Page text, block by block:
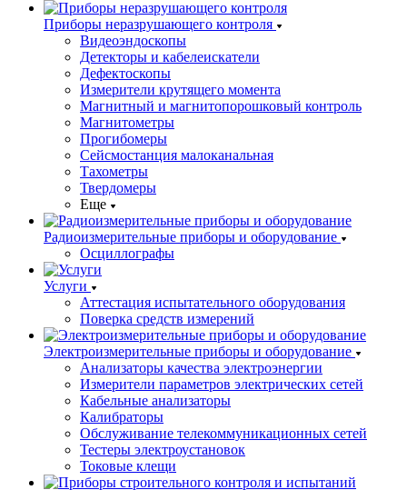
Приборы неразрушающего контроля
Видеоэндоскопы
Детекторы и кабелеискатели
Дефектоскопы
Измерители крутящего момента
Магнитный и магнитопорошковый контроль
Магнитометры
Прогибомеры
Сейсмостанция малоканальная
Тахометры
Твердомеры
Еще
Радиоизмерительные приборы и оборудование
Осциллографы
Услуги
Аттестация испытательного оборудования
Поверка средств измерений
Электроизмерительные приборы и оборудование
Анализаторы качества электроэнергии
Измерители параметров электрических сетей
Кабельные анализаторы
Калибраторы
Обслуживание телекоммуникационных сетей
Тестеры электроустановок
Токовые клещи